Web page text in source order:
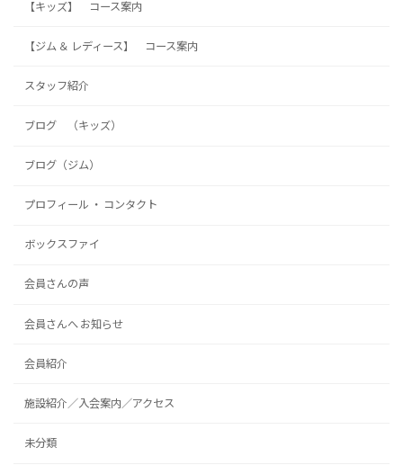
【キッズ】 コース案内
【ジム ＆ レディース】 コース案内
スタッフ紹介
ブログ （キッズ）
ブログ（ジム）
プロフィール ・ コンタクト
ボックスファイ
会員さんの声
会員さんへ お知らせ
会員紹介
施設紹介／入会案内／アクセス
未分類